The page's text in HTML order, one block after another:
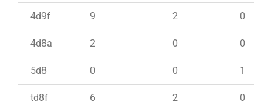
4d9f 9 2 0
4d8a 2 0 0
5d8 0 0 1
td8f 6 2 0